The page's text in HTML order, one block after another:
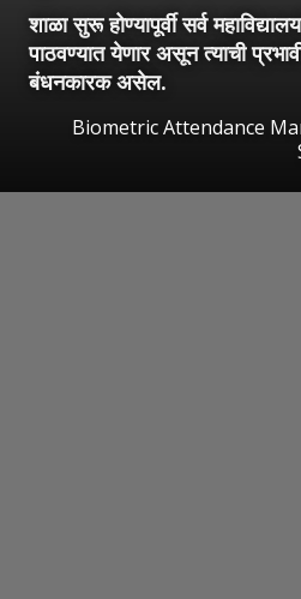
शाळा सुरू होण्यापूर्वी सर्व
पाठवण्यात येणार असून त्याची
बंधनकारक असेल.
Biometric Attendance